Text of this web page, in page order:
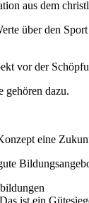
aus dem
über den
vor der
gehören dazu.
eine
ist ein